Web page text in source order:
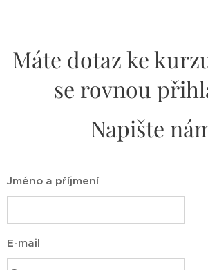
Máte dotaz ke
se rovnou
Napište
Jméno a příjmení
E-mail